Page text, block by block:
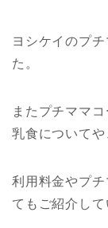
ヨシケイのプ
た。
またプチママ
乳食についてや
利用料金やプ
てもご紹介して